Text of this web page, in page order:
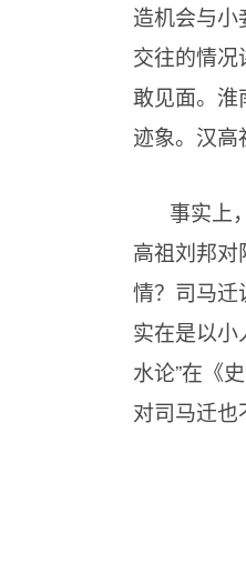
造机会与
交往的情
敢见面。淮
迹象。汉高
事实上
高祖刘邦对
情？司马迁
实在是以小
水论”在《
对司马迁